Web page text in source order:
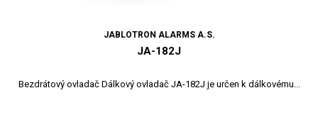
JABLOTRON ALARMS A.S.
JA-182J
Bezdrátový ovladač Dálkový ovladač JA-182J je určen k dálkovému...